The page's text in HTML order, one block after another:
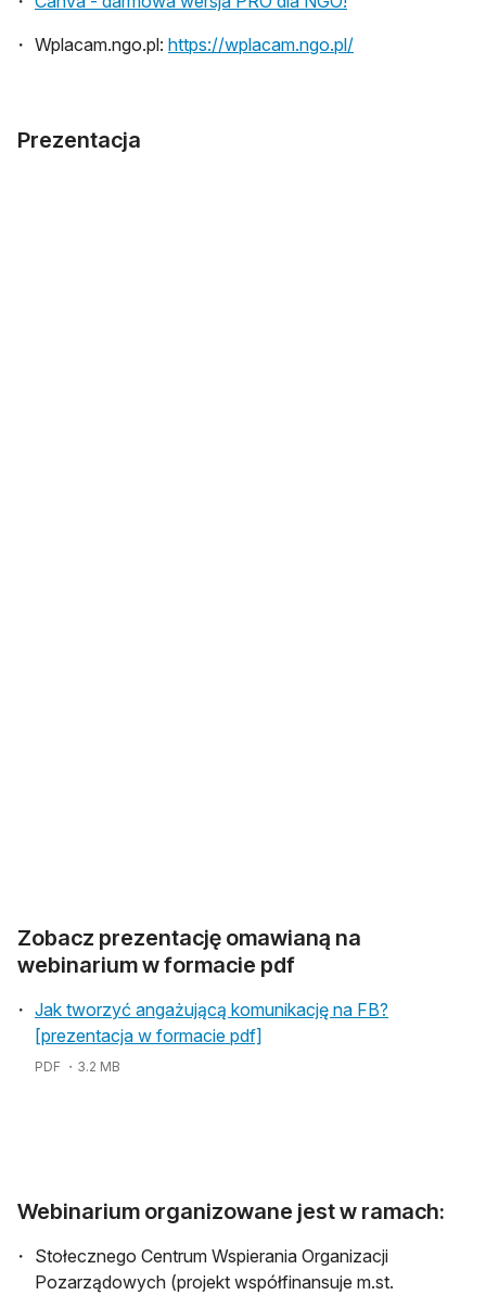
Wplacam.ngo.pl: https://wplacam.ngo.pl/
Prezentacja
Zobacz prezentację omawianą na
webinarium w formacie pdf
Jak tworzyć angażującą komunikację na FB?
[prezentacja w formacie pdf]
PDF ・3.2 MB
Webinarium organizowane jest w ramach:
Stołecznego Centrum Wspierania Organizacji
Pozarządowych (projekt współfinansuje m.st.